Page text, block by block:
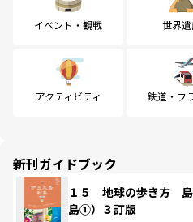
イベント・観戦 世界
アクティビティ 鉄道・フ
新刊ガイドブック
１５ 地球の歩き方
島①）３訂版